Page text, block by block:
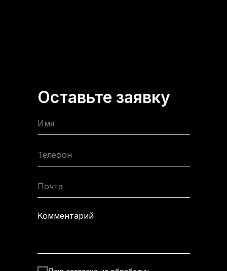
Оставьте заявку
Имя
Телефон
Почта
Комментарий